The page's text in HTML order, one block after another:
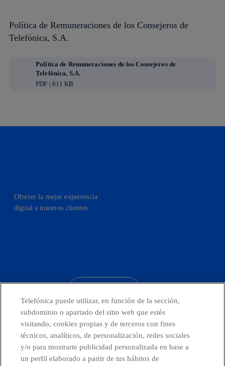
Política de Remuneraciones de los Consejeros de
Telefónica, S.A.
Política de Remuneraciones de los Consejeros de
Telefónica, S.A.
PDF | 611 KB
Ofrecer la mejor experiencia
digital a nuestros clientes.
Países y Unidades emergentes
Telefónica puede utilizar, en función de la sección,
subdominio o apartado del sitio web que estés
visitando, cookies propias y de terceros con fines
técnicos, analíticos, de personalización, redes sociales
y/o para mostrarte publicidad personalizada en base a
un perfil elaborado a partir de tus hábitos de